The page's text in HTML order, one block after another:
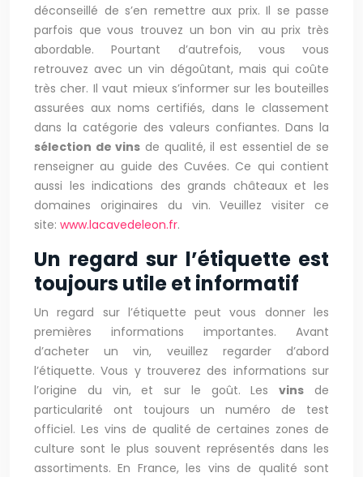
déconseillé de s’en remettre aux prix. Il se passe
parfois que vous trouvez un bon vin au prix très
abordable. Pourtant d’autrefois, vous vous
retrouvez avec un vin dégoûtant, mais qui coûte
très cher. Il vaut mieux s’informer sur les bouteilles
assurées aux noms certifiés, dans le classement
dans la catégorie des valeurs confiantes. Dans la
sélection de vins de qualité, il est essentiel de se
renseigner au guide des Cuvées. Ce qui contient
aussi les indications des grands châteaux et les
domaines originaires du vin. Veuillez visiter ce
site: www.lacavedeleon.fr.
Un regard sur l’étiquette est
toujours utile et informatif
Un regard sur l’étiquette peut vous donner les
premières informations importantes. Avant
d’acheter un vin, veuillez regarder d’abord
l’étiquette. Vous y trouverez des informations sur
l’origine du vin, et sur le goût. Lesvins de
particularité ont toujours un numéro de test
officiel. Les vins de qualité de certaines zones de
culture sont le plus souvent représentés dans les
assortiments. En France, les vins de qualité sont